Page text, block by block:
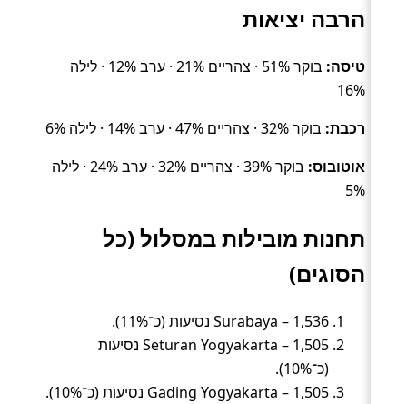
הרבה יציאות
טיסה:
בוקר 51% · צהריים 21% · ערב 12% · לילה
16%
רכבת: בוקר 32% · צהריים 47% · ערב 14% · לילה 6%
אוטובוס:
בוקר 39% · צהריים 32% · ערב 24% · לילה
5%
תחנות מובילות במסלול (כל
הסוגים)
Surabaya – 1,536 נסיעות (כ־11%).
Seturan Yogyakarta – 1,505 נסיעות
(כ־10%).
Gading Yogyakarta – 1,505 נסיעות (כ־10%).